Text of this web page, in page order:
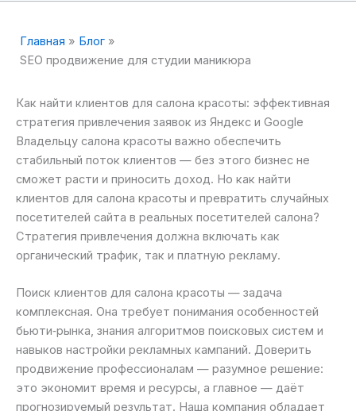
Главная
Блог
SEO продвижение для студии маникюра
Как найти клиентов для салона красоты: эффективная
стратегия привлечения заявок из Яндекс и Google
Владельцу салона красоты важно обеспечить
стабильный поток клиентов — без этого бизнес не
сможет расти и приносить доход. Но как найти
клиентов для салона красоты и превратить случайных
посетителей сайта в реальных посетителей салона?
Стратегия привлечения должна включать как
органический трафик, так и платную рекламу.
Поиск клиентов для салона красоты — задача
комплексная. Она требует понимания особенностей
бьюти‑рынка, знания алгоритмов поисковых систем и
навыков настройки рекламных кампаний. Доверить
продвижение профессионалам — разумное решение:
это экономит время и ресурсы, а главное — даёт
прогнозируемый результат. Наша компания обладает